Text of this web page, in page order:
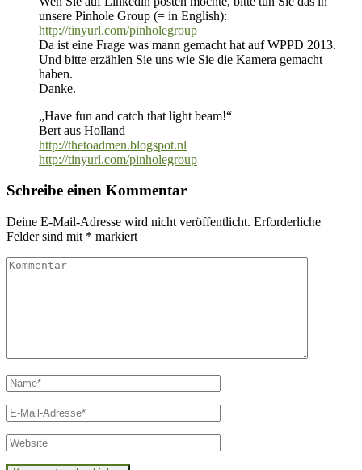
unsere Pinhole Group (= in English):
http://tinyurl.com/pinholegroup
Da ist eine Frage was mann gemacht hat auf WPPD 2013.
Und bitte erzählen Sie uns wie Sie die Kamera gemacht
haben.
Danke.
„Have fun and catch that light beam!“
Bert aus Holland
http://thetoadmen.blogspot.nl
http://tinyurl.com/pinholegroup
Schreibe einen Kommentar
Deine E-Mail-Adresse wird nicht veröffentlicht. Erforderliche
Felder sind mit * markiert
Kommentar
Name*
E-
Mail*
Website